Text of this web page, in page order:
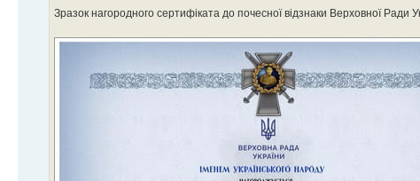
Зразок нагородного сертифіката до почесної відзнаки Верховної Ради